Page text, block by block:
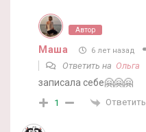
Автор
Маша 6 лет назад
Ответить на Ольга
записала себе🤗🤗🤗
1 Ответить